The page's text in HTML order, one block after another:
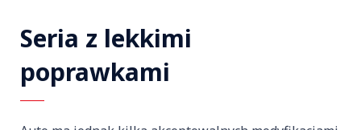
Seria z lekkimi
poprawkami